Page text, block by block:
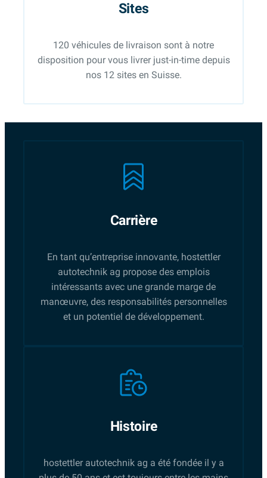
Sites
120 véhicules de livraison sont à notre
disposition pour vous livrer just-in-time depuis
nos 12 sites en Suisse.
Carrière
En tant qu’entreprise innovante, hostettler
autotechnik ag propose des emplois
intéressants avec une grande marge de
manœuvre, des responsabilités personnelles
et un potentiel de développement.
Histoire
hostettler autotechnik ag a été fondée il y a